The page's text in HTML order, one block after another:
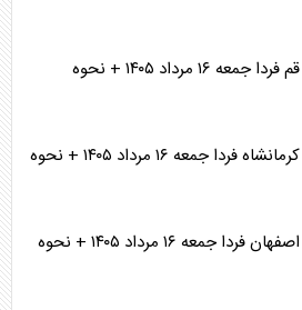
جدول قطعی برق استان قم فردا جمعه ۱۶ مرداد ۱۴۰۵ + نحوه
جدول قطعی برق استان کرمانشاه فردا جمعه ۱۶ مرداد ۱۴۰۵ + نحوه
جدول قطعی برق استان اصفهان فردا جمعه ۱۶ مرداد ۱۴۰۵ + نحوه